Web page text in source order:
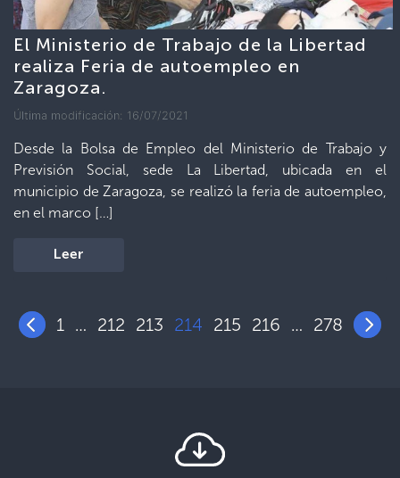
El Ministerio de Trabajo de la Libertad
realiza Feria de autoempleo en
Zaragoza.
Última modificación: 16/07/2021
Desde la Bolsa de Empleo del Ministerio de Trabajo y
Previsión Social, sede La Libertad, ubicada en el
municipio de Zaragoza, se realizó la feria de autoempleo,
en el marco […]
Leer
1 … 212 213 214 215 216 … 278